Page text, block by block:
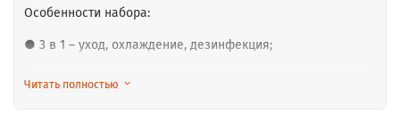
Особенности набора:
● 3 в 1 – уход, охлаждение, дезинфекция;
● в комплект входит щеточка для очистки;
Читать полностью